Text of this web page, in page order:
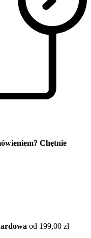
Chętnie
od 199,00 zł